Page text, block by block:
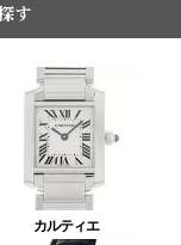
す
カルティエ